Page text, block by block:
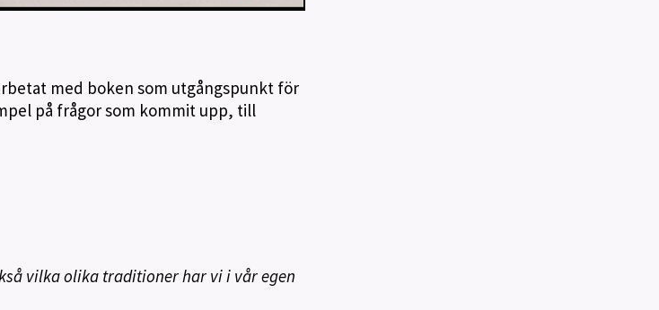
med boken som utgångspunkt för
på frågor som kommit upp, till
vilka olika traditioner har vi i vår egen